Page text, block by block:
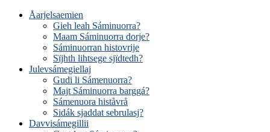
Åarjelsaemien
Gieh leah Sáminuorra?
Maam Sáminuorra dorje?
Sáminuorran histovrije
Sïjhth lihtsege sjïdtedh?
Julevsámegiellaj
Gudi li Sámenuorra?
Majt Sáminuorra barggá?
Sámenuora histåvrå
Sidák sjaddat sebrulasj?
Davvisámegillii